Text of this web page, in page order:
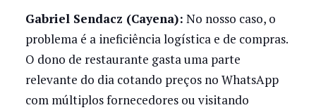
Gabriel Sendacz (Cayena): No nosso caso, o
problema é a ineficiência logística e de compras.
O dono de restaurante gasta uma parte
relevante do dia cotando preços no WhatsApp
com múltiplos fornecedores ou visitando